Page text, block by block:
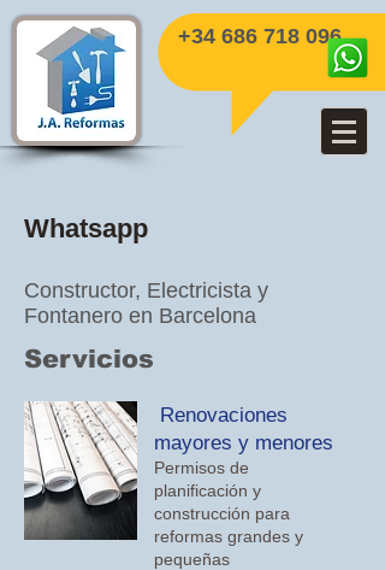
+34 686 718 096
Whatsapp
Constructor, Electricista y
Fontanero en Barcelona
Servicios
Renovaciones
mayores y menores
Permisos de
planificación y
construcción para
reformas grandes y
pequeñas